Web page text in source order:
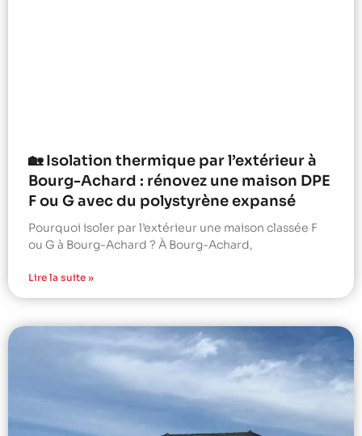
🏡 Isolation thermique par l’extérieur à
Bourg-Achard : rénovez une maison DPE
F ou G avec du polystyrène expansé
Pourquoi isoler par l’extérieur une maison classée F
ou G à Bourg-Achard ? À Bourg-Achard,
Lire la suite »